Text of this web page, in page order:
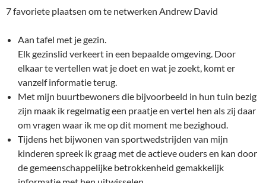
7 favoriete plaatsen om te netwerken Andrew David
Aan tafel met je gezin.
Elk gezinslid verkeert in een bepaalde omgeving. Door
elkaar te vertellen wat je doet en wat je zoekt, komt er
vanzelf informatie terug.
Met mijn buurtbewoners die bijvoorbeeld in hun tuin bezig
zijn maak ik regelmatig een praatje en vertel hen als zij daar
om vragen waar ik me op dit moment me bezighoud.
Tijdens het bijwonen van sportwedstrijden van mijn
kinderen spreek ik graag met de actieve ouders en kan door
de gemeenschappelijke betrokkenheid gemakkelijk